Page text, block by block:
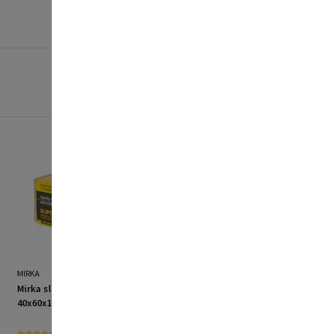
MIRKA
Mirka slibeklods kork
40x60x100 mm